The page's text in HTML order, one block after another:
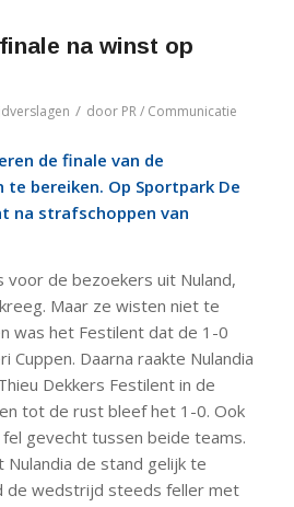
na winst op
/ door PR / Communicatie
de finale van de
bereiken. Op Sportpark De
na strafschoppen van
voor de bezoekers uit Nuland,
Maar ze wisten niet te
was het Festilent dat de 1-0
Cuppen. Daarna raakte Nulandia
Dekkers Festilent in de
tot de rust bleef het 1-0. Ook
gevecht tussen beide teams.
de stand gelijk te
de wedstrijd steeds feller met